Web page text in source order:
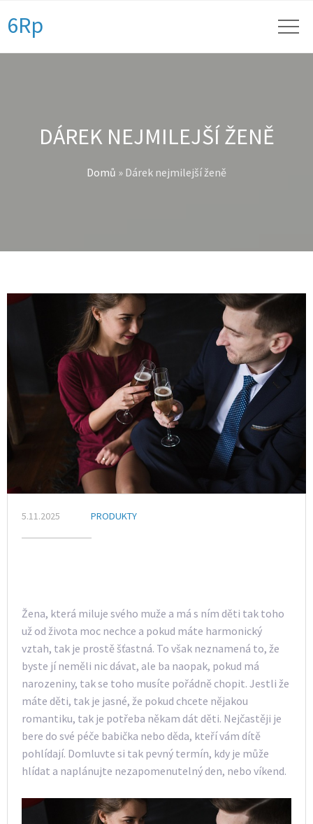
6Rp
DÁREK NEJMILEJŠÍ ŽENĚ
Domů » Dárek nejmilejší ženě
5.11.2025 PRODUKTY
Žena, která miluje svého muže a má s ním děti tak toho
už od života moc nechce a pokud máte harmonický
vztah, tak je prostě šťastná. To však neznamená to, že
byste jí neměli nic dávat, ale ba naopak, pokud má
narozeniny, tak se toho musíte pořádně chopit. Jestli že
máte děti, tak je jasné, že pokud chcete nějakou
romantiku, tak je potřeba někam dát děti. Nejčastěji je
bere do své péče babička nebo děda, kteří vám dítě
pohlídají. Domluvte si tak pevný termín, kdy je může
hlídat a naplánujte nezapomenutelný den, nebo víkend.